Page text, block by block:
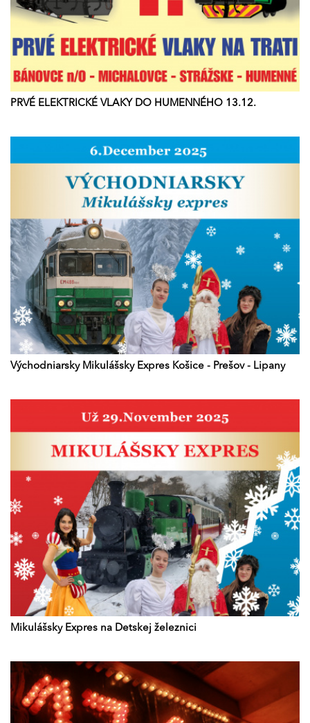
PRVÉ ELEKTRICKÉ VLAKY DO HUMENNÉHO 13.12.
Východniarsky Mikulášsky Expres Košice - Prešov - Lipany
Mikulášsky Expres na Detskej železnici